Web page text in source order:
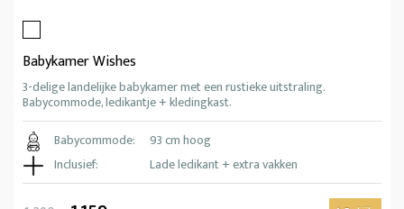
Babykamer Wishes
3-delige landelijke babykamer met een rustieke uitstraling.
Babycommode, ledikantje + kledingkast.
Babycommode:
93 cm hoog
Inclusief:
Lade ledikant + extra vakken